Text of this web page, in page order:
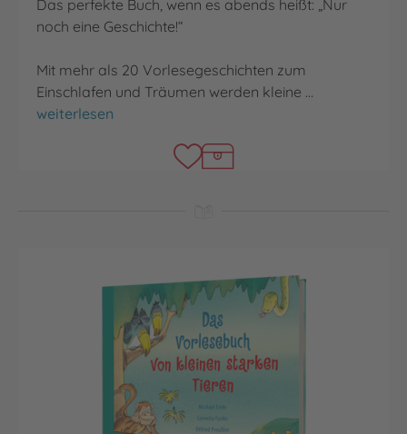
Das perfekte Buch, wenn es abends heißt: „Nur
noch eine Geschichte!“
Mit mehr als 20 Vorlesegeschichten zum
Einschlafen und Träumen werden kleine …
Das Vorlesebuch zur guten Nacht
weiterlesen